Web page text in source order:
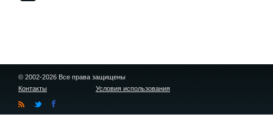
© 2002-2026 Все права защищены
Контакты
Условия использования